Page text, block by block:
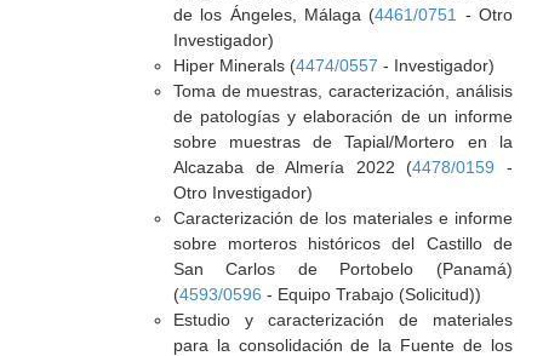
de los Ángeles, Málaga (4461/0751
- Otro
Investigador)
Hiper Minerals (4474/0557 - Investigador)
Toma de muestras, caracterización, análisis
de patologías y elaboración de un informe
sobre muestras de Tapial/Mortero en la
Alcazaba de Almería 2022 (4478/0159 -
Otro Investigador)
Caracterización de los materiales e informe
sobre morteros históricos del Castillo de
San Carlos de Portobelo (Panamá)
(4593/0596 - Equipo Trabajo (Solicitud))
Estudio y caracterización de materiales
para la consolidación de la Fuente de los